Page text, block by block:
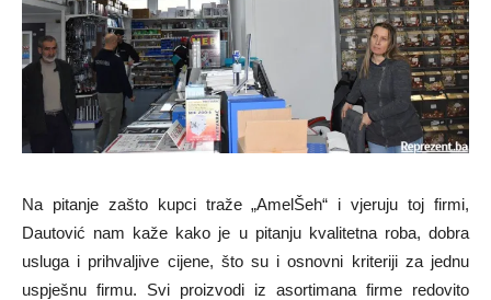
Na pitanje zašto kupci traže „AmelŠeh“ i vjeruju toj firmi,
Dautović nam kaže kako je u pitanju kvalitetna roba, dobra
usluga i prihvaljive cijene, što su i osnovni kriteriji za jednu
uspješnu firmu. Svi proizvodi iz asortimana firme redovito